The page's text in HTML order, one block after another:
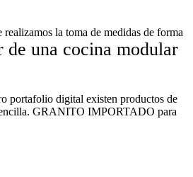
la toma de medidas de forma
de una cocina modular
portafolio digital existen productos de
GRANITO IMPORTADO para